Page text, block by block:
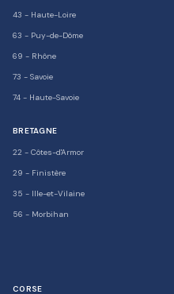
43 - Haute-Loire
63 - Puy-de-Dôme
69 - Rhône
73 - Savoie
74 - Haute-Savoie
BRETAGNE
22 - Côtes-d'Armor
29 - Finistère
35 - Ille-et-Vilaine
56 - Morbihan
CORSE